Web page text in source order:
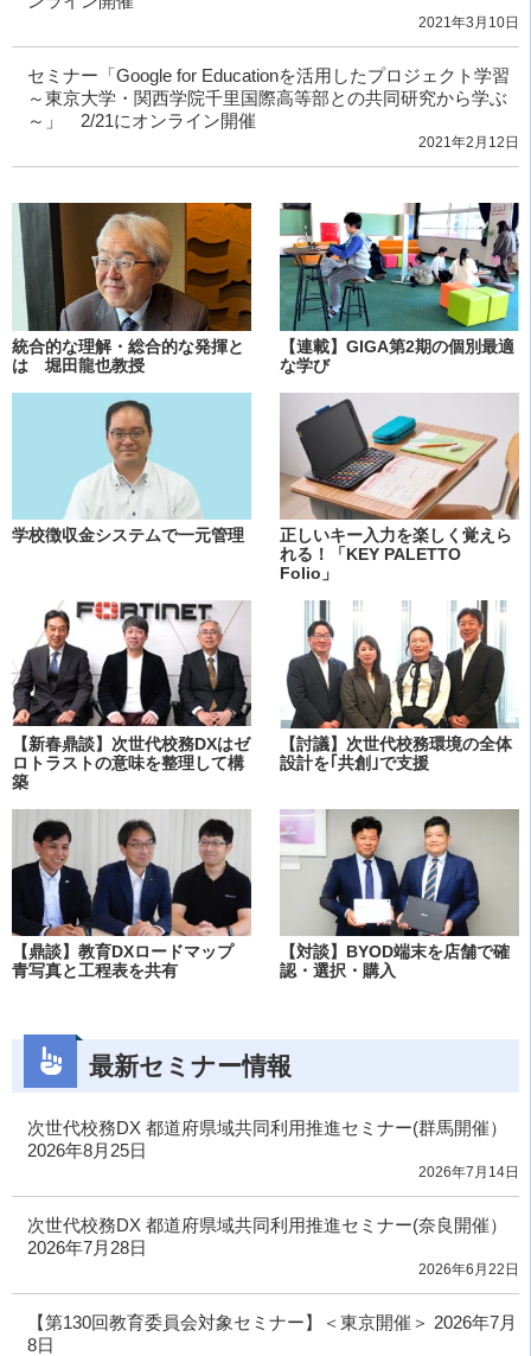
2021年3月10日
セミナー「Google for Educationを活用したプロジェクト学習
～東京大学・関西学院千里国際高等部との共同研究から学ぶ
～」 2/21にオンライン開催
2021年2月12日
統合的な理解・総合的な発揮と
は 堀田龍也教授
【連載】GIGA第2期の個別最適
な学び
学校徴収金システムで一元管理
正しいキー入力を楽しく覚えら
れる！「KEY PALETTO
Folio」
【新春鼎談】次世代校務DXはゼ
ロトラストの意味を整理して構
築
【討議】次世代校務環境の全体
設計を｢共創｣で支援
【鼎談】教育DXロードマップ
青写真と工程表を共有
【対談】BYOD端末を店舗で確
認・選択・購入
最新セミナー情報
次世代校務DX 都道府県域共同利用推進セミナー(群馬開催）
2026年8月25日
2026年7月14日
次世代校務DX 都道府県域共同利用推進セミナー(奈良開催）
2026年7月28日
2026年6月22日
【第130回教育委員会対象セミナー】＜東京開催＞ 2026年7月
8日